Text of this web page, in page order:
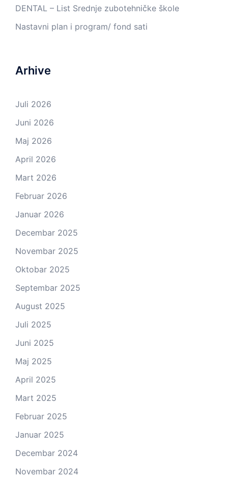
DENTAL – List Srednje zubotehničke škole
Nastavni plan i program/ fond sati
Arhive
Juli 2026
Juni 2026
Maj 2026
April 2026
Mart 2026
Februar 2026
Januar 2026
Decembar 2025
Novembar 2025
Oktobar 2025
Septembar 2025
August 2025
Juli 2025
Juni 2025
Maj 2025
April 2025
Mart 2025
Februar 2025
Januar 2025
Decembar 2024
Novembar 2024